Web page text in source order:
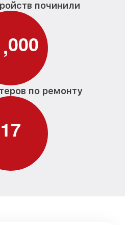
Canon
Canon от 2700₽
починили
,000
по ремонту
17